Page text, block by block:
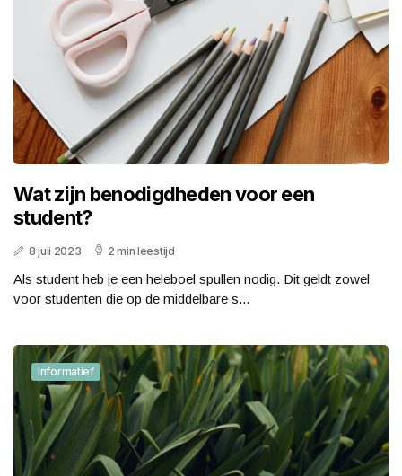
Wat zijn benodigdheden voor een
student?
8 juli 2023 2 min leestijd
Als student heb je een heleboel spullen nodig. Dit geldt zowel
voor studenten die op de middelbare s...
Informatief